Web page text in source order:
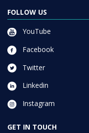
FOLLOW US
YouTube
Facebook
Twitter
Linkedin
Instagram
GET IN TOUCH